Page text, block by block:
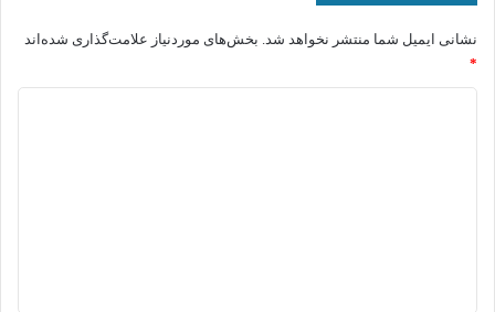
نشانی ایمیل شما منتشر نخواهد شد. بخش‌های موردنیاز علامت‌گذاری شده‌اند
*